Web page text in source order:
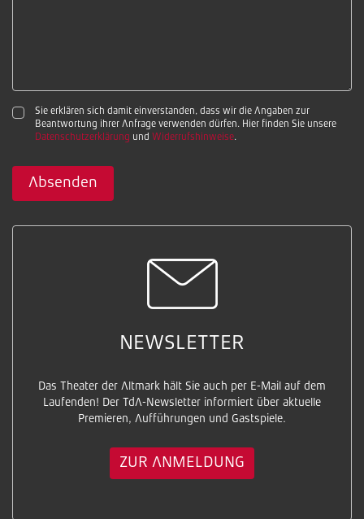
Sie erklären sich damit einverstanden, dass wir die Angaben zur
Beantwortung ihrer Anfrage verwenden dürfen. Hier finden Sie unsere
Datenschutzerklärung und Widerrufshinweise.
Absenden
NEWSLETTER
Das Theater der Altmark hält Sie auch per E-Mail auf dem
Laufenden! Der TdA-Newsletter informiert über aktuelle
Premieren, Aufführungen und Gastspiele.
ZUR ANMELDUNG